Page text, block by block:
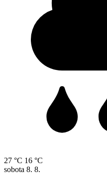
27 °C 16 °C
sobota 8. 8.